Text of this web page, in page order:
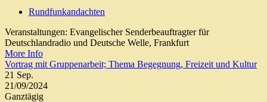
Rundfunkandachten
Veranstaltungen: Evangelischer Senderbeauftragter für
Deutschlandradio und Deutsche Welle, Frankfurt
More Info
Vortrag mit Gruppenarbeit; Thema Begegnung, Freizeit und Kultur
21 Sep.
21/09/2024
Ganztägig